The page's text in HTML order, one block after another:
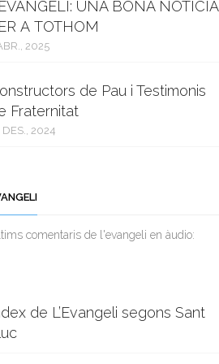
UNA BONA NOTÍCIA
A TOTHOM
2025
de Pau i Testimonis
Fraternitat
DES., 2024
comentaris de l'evangeli en àudio:
de L’Evangeli segons Sant